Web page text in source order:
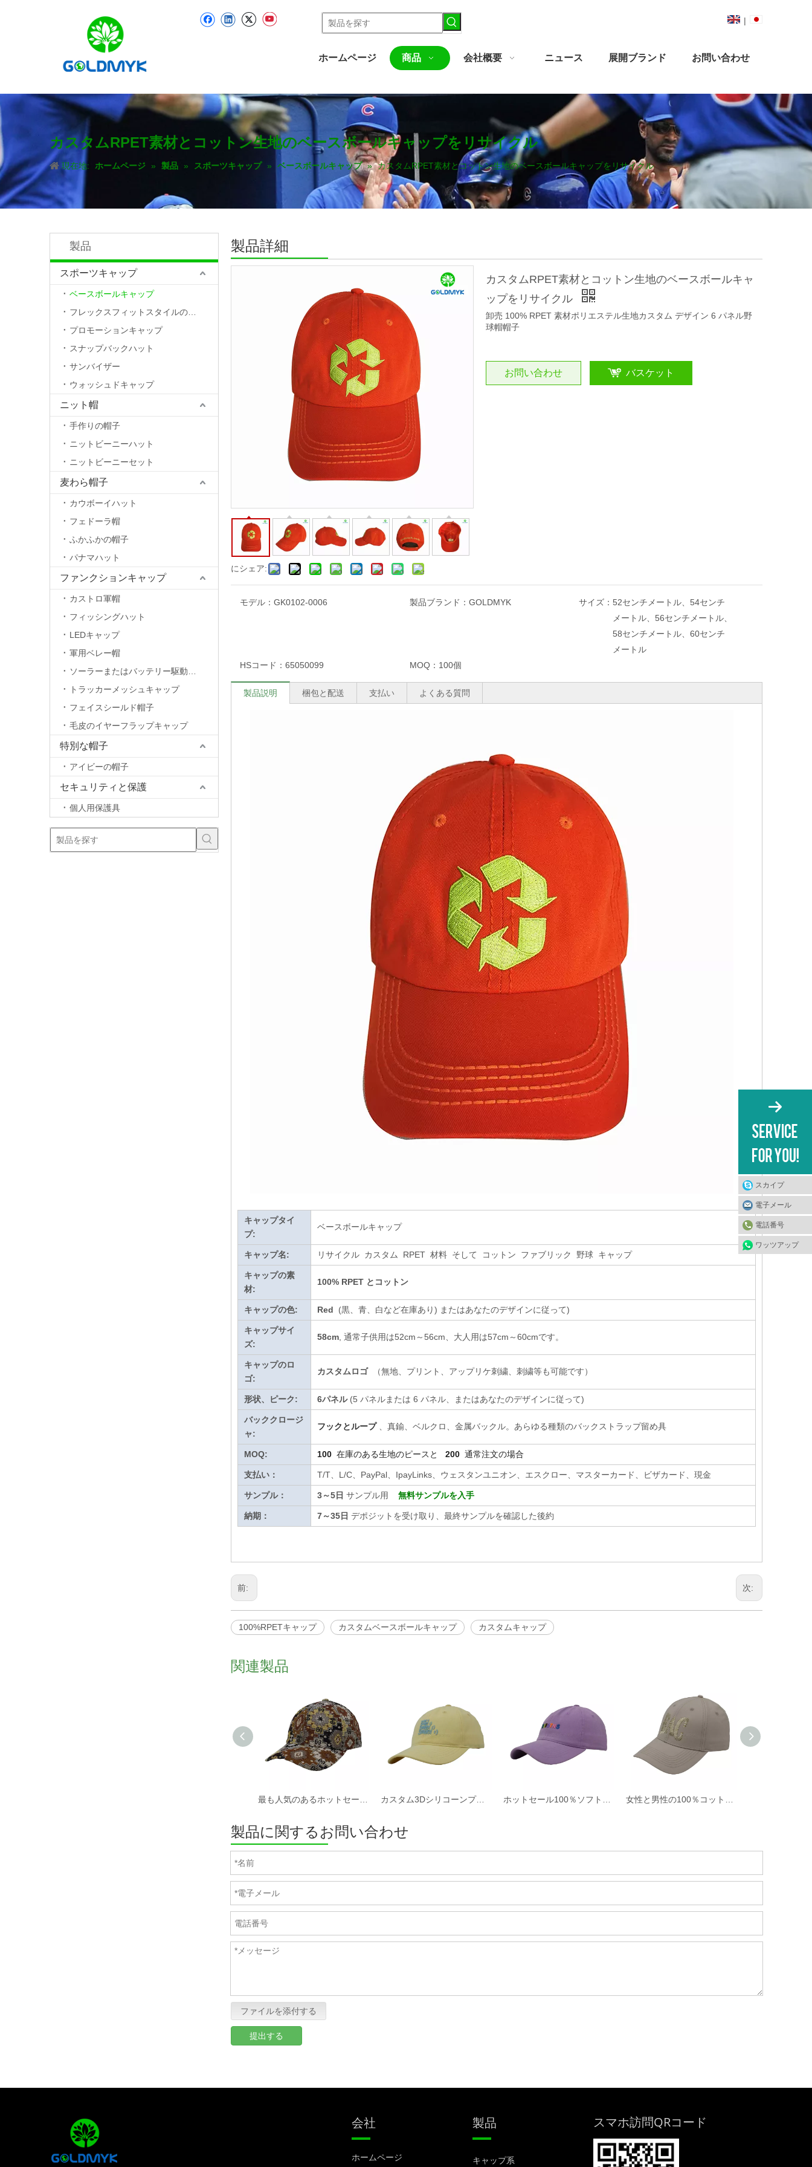
|
ホームページ 商品 会社概要 ニュース 展開ブランド お問い合わせ
カスタムRPET素材とコットン生地のベースボールキャップをリサイクル
現在地: ホームページ » 製品 » スポーツキャップ » ベースボールキャップ » カスタムRPET素材とコットン生地のベースボールキャップをリサイクル
製品
スポーツキャップ
ベースボールキャップ
プロモーションキャップ
スナップバックハット
サンバイザー
ウォッシュドキャップ
ニット帽
手作りの帽子
ニットビーニーハット
ニットビーニーセット
麦わら帽子
カウボーイハット
フェドーラ帽
ふかふかの帽子
パナマハット
ファンクションキャップ
カストロ軍帽
フィッシングハット
LEDキャップ
軍用ベレー帽
トラッカーメッシュキャップ
フェイスシールド帽子
毛皮のイヤーフラップキャップ
特別な帽子
アイビーの帽子
セキュリティと保護
個人用保護具
製品詳細
にシェア:
カスタムRPET素材とコットン生地のベースボールキャ
ップをリサイクル
卸売 100% RPET 素材ポリエステル生地カスタム デザイン 6 パネル野
球帽帽子
お問い合わせ バスケット
モデル： GK0102-0006 製品ブランド： GOLDMYK サイズ： 52センチメートル、54センチ
メートル、56センチメートル、
58センチメートル、60センチ
メートル
HSコード： 65050099 MOQ： 100個
製品説明 梱包と配送 支払い よくある質問
キャップタイ
プ:
ベースボールキャップ
キャップ名: リサイクル カスタム RPET 材料 そして コットン ファブリック 野球 キャップ
キャップの素
材:
100% RPET とコットン
キャップの色: Red (黒、青、白など在庫あり) またはあなたのデザインに従って)
キャップサイ
ズ:
58cm , 通常子供用は52cm～56cm、大人用は57cm～60cmです。
キャップのロ
ゴ:
カスタムロゴ（無地、プリント、アップリケ刺繍、刺繍等も可能です）
形状、ピーク: 6パネル (5 パネルまたは 6 パネル、またはあなたのデザインに従って)
バッククロージ
ャ:
フックとループ 、真鍮、ベルクロ、金属バックル。あらゆる種類のバックストラップ留め具
MOQ: 100 在庫のある生地のピースと 200 通常注文の場合
支払い： T/T、L/C、PayPal、IpayLinks、ウェスタンユニオン、エスクロー、マスターカード、ビザカード、現金
サンプル： 3～5日 サンプル用 無料サンプルを入手
納期： 7～35日 デポジットを受け取り、最終サンプルを確認した後約
前: 次:
100%RPETキャップ カスタムベースボールキャップ カスタムキャップ
関連製品
カスタム3Dシリコーンプリントソフトコットンツイルファブリック非構造化スポーツキャップと帽子
製品に関するお問い合わせ
ファイルを添付する
提出する
スカイプ
電子メール
電話番号
ワッツアップ
会社
ホームページ
製品
キャップ系
スマホ訪問QRコード